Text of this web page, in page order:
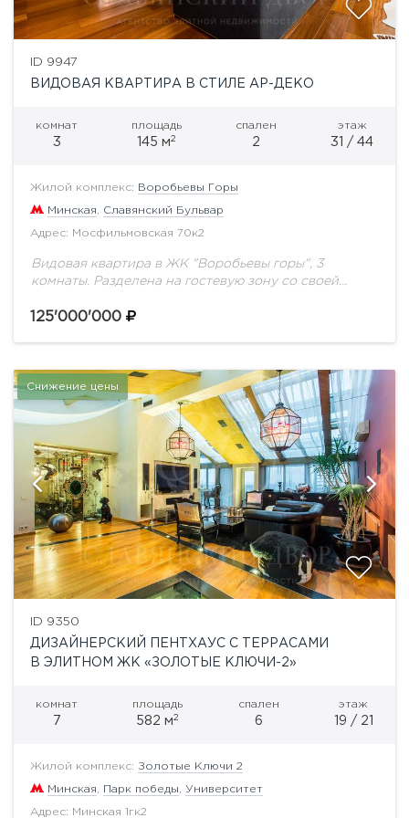
ID 9947
ВИДОВАЯ КВАРТИРА В СТИЛЕ АР-ДЕКО
комнат
3
площадь
145 м2
спален
2
этаж
31 / 44
Жилой комплекс: Воробьевы Горы
Минская Славянский Бульвар
Адрес: Мосфильмовская 70к2
Видовая квартира в ЖК "Воробьевы горы", 3
комнаты. Разделена на гостевую зону со своей
.Огромная зона гостиной,совмещенной с кухней.
125'000'000
Снижение цены
ID 9350
ДИЗАЙНЕРСКИЙ ПЕНТХАУС С ТЕРРАСАМИ
В ЭЛИТНОМ ЖК «ЗОЛОТЫЕ КЛЮЧИ-2»
комнат
7
площадь
582 м2
спален
6
этаж
19 / 21
Жилой комплекс: Золотые Ключи 2
Минская Парк победы Университет
Адрес: Минская 1гк2